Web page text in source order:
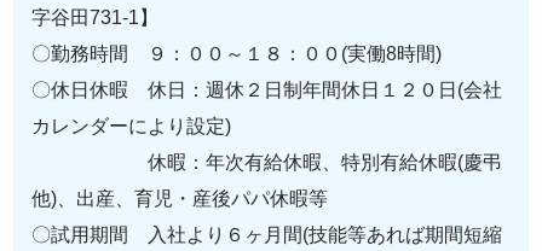
字谷田731-1】
〇勤務時間 ９：００～１８：００(実働8時間)
〇休日休暇 休日：週休２日制年間休日１２０日(会社
カレンダーにより設定)
休暇：年次有給休暇、特別有給休暇(慶弔
他)、出産、育児・産後パパ休暇等
〇試用期間 入社より６ヶ月間(技能等あれば期間短縮